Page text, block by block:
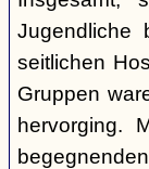
Jugendliche
seitlichen
Gruppen
hervorging.